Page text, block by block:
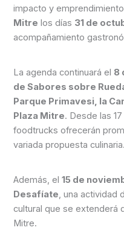
impacto y
Mitre los días 31 de
acompañamiento
La agenda continuará el 8
de Sabores sobre
Parque Primavesi, la
Plaza Mitre. Desde las
foodtrucks ofrecerán
variada propuesta culinaria.
Además, el15 de
Desafíate, una actividad
cultural que se extenderá
Mitre.